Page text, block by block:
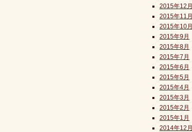
2015年12月
2015年11月
2015年10月
2015年9月
2015年8月
2015年7月
2015年6月
2015年5月
2015年4月
2015年3月
2015年2月
2015年1月
2014年12月